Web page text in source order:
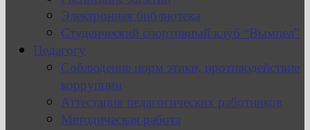
Электронная библиотека
Студенческий спортивный клуб “Вымпел”
Педагогу
Соблюдение норм этики, противодействие
коррупции
Аттестация педагогических работников
Методическая работа